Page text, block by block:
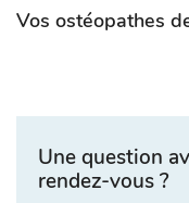
Vos ostéopathes
Une question
rendez-vous ?